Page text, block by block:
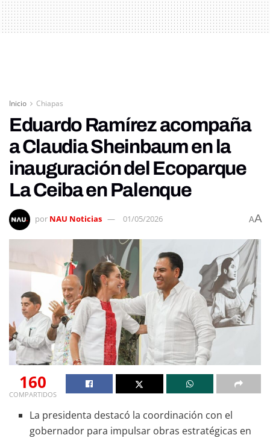
Inicio Chiapas
Eduardo Ramírez acompaña
a Claudia Sheinbaum en la
inauguración del Ecoparque
La Ceiba en Palenque
por NAU Noticias 01/05/2026 AA
160
COMPARTIDOS
La presidenta destacó la coordinación con el
gobernador para impulsar obras estratégicas en